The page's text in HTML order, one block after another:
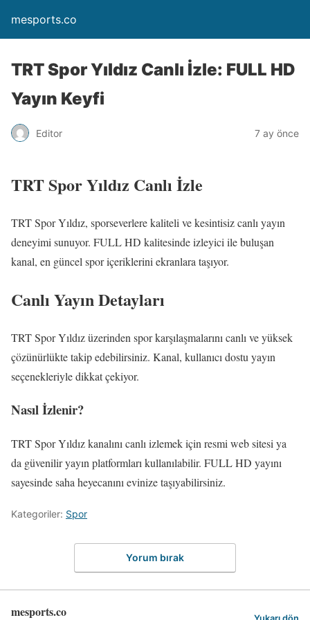
mesports.co
TRT Spor Yıldız Canlı İzle: FULL HD
Yayın Keyfi
Editor 7 ay önce
TRT Spor Yıldız Canlı İzle
TRT Spor Yıldız, sporseverlere kaliteli ve kesintisiz canlı yayın
deneyimi sunuyor. FULL HD kalitesinde izleyici ile buluşan
kanal, en güncel spor içeriklerini ekranlara taşıyor.
Canlı Yayın Detayları
TRT Spor Yıldız üzerinden spor karşılaşmalarını canlı ve yüksek
çözünürlükte takip edebilirsiniz. Kanal, kullanıcı dostu yayın
seçenekleriyle dikkat çekiyor.
Nasıl İzlenir?
TRT Spor Yıldız kanalını canlı izlemek için resmi web sitesi ya
da güvenilir yayın platformları kullanılabilir. FULL HD yayını
sayesinde saha heyecanını evinize taşıyabilirsiniz.
Kategoriler: Spor
Yorum bırak
mesports.co